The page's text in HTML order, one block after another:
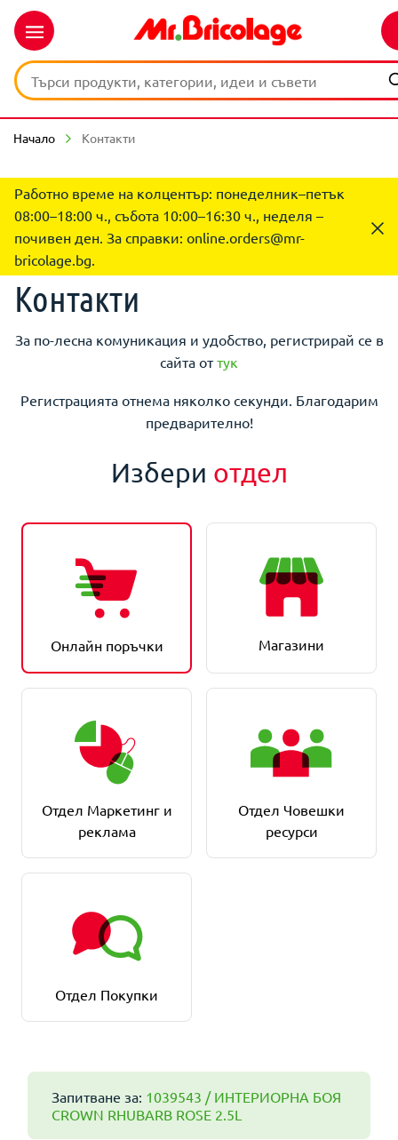
Начало Контакти
Работно време на колцентър: понеделник–петък
08:00–18:00 ч., събота 10:00–16:30 ч., неделя –
почивен ден. За справки: online.orders@mr-
bricolage.bg.
Контакти
За по-лесна комуникация и удобство, регистрирай се в
сайта оттук
Регистрацията отнема няколко секунди. Благодарим
предварително!
Избери отдел
Онлайн поръчки Магазини
Отдел Маркетинг и
реклама
Отдел Човешки
ресурси
Отдел Покупки
Запитване за: 1039543 / ИНТЕРИОРНA БОЯ
CROWN RHUBARB ROSE 2.5L